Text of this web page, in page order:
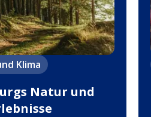
Klima
Natur und